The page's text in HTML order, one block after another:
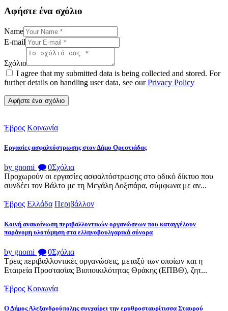
Αφήστε ένα σχόλιο
Name
E-mail
Σχόλιο
I agree that my submitted data is being collected and stored. For
further details on handling user data, see ourPrivacy Policy
Έβρος Κοινωνία
Εργασίες ασφαλτόστρωσης στον Δήμο Ορεστιάδας
by gnomi 0Σχόλια
Προχωρούν οι εργασίες ασφαλτόστρωσης στο οδικό δίκτυο που
συνδέει τον Βάλτο με τη Μεγάλη Δοξιπάρα, σύμφωνα με αν...
Έβρος Ελλάδα Περιβάλλον
Κοινή ανακοίνωση περιβαλλοντικών οργανώσεων που καταγγέλουν
παράνομη υλοτόμηση στα ελληνοβουλγαρικά σύνορα
by gnomi 0Σχόλια
Τρεις περιβαλλοντικές οργανώσεις, μεταξύ των οποίων και η
Εταιρεία Προστασίας Βιοποικιλότητας Θράκης (ΕΠΒΘ), ζητ...
Έβρος Κοινωνία
Ο Δήμος Αλεξανδρούπολης συγχαίρει την ερυθροσταυρίτισσα Σταυρού